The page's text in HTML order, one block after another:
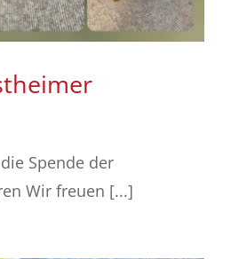
Spende der
Wir freuen [...]